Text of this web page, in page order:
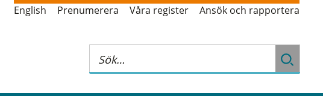
English Prenumerera Våra register Ansök och rapportera